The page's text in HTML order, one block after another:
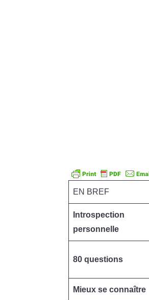
EN BREF
Introspection
personnelle
80 questions
Mieux se connaître